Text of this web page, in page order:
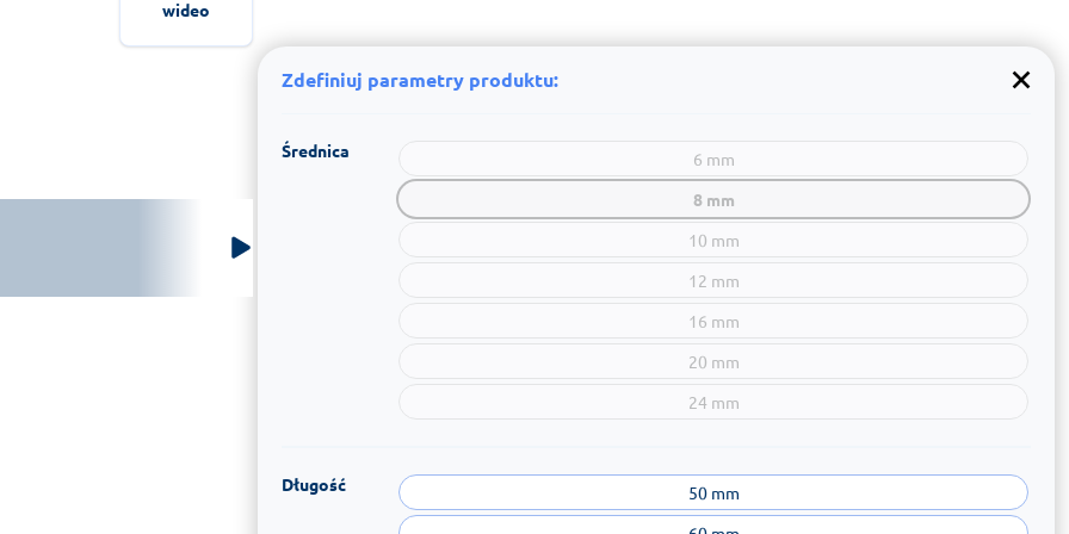
wideo
Zdefiniuj parametry produktu:
Średnica
6 mm
8 mm
10 mm
12 mm
16 mm
20 mm
24 mm
Długość
50 mm